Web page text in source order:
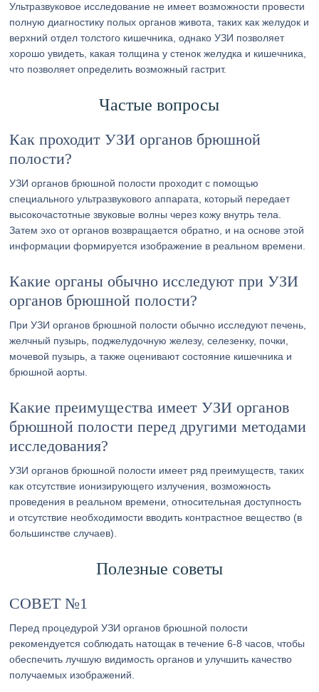
Ультразвуковое исследование не имеет возможности провести
полную диагностику полых органов живота, таких как желудок и
верхний отдел толстого кишечника, однако УЗИ позволяет
хорошо увидеть, какая толщина у стенок желудка и кишечника,
что позволяет определить возможный гастрит.
Частые вопросы
Как проходит УЗИ органов брюшной
полости?
УЗИ органов брюшной полости проходит с помощью
специального ультразвукового аппарата, который передает
высокочастотные звуковые волны через кожу внутрь тела.
Затем эхо от органов возвращается обратно, и на основе этой
информации формируется изображение в реальном времени.
Какие органы обычно исследуют при УЗИ
органов брюшной полости?
При УЗИ органов брюшной полости обычно исследуют печень,
желчный пузырь, поджелудочную железу, селезенку, почки,
мочевой пузырь, а также оценивают состояние кишечника и
брюшной аорты.
Какие преимущества имеет УЗИ органов
брюшной полости перед другими методами
исследования?
УЗИ органов брюшной полости имеет ряд преимуществ, таких
как отсутствие ионизирующего излучения, возможность
проведения в реальном времени, относительная доступность
и отсутствие необходимости вводить контрастное вещество (в
большинстве случаев).
Полезные советы
СОВЕТ №1
Перед процедурой УЗИ органов брюшной полости
рекомендуется соблюдать натощак в течение 6-8 часов, чтобы
обеспечить лучшую видимость органов и улучшить качество
получаемых изображений.